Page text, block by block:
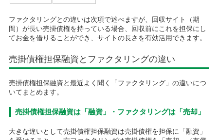
ファクタリングとの違いは次項で述べますが、回収サイト（期
間）が長い売掛債権を持っている場合、回収前にこれを担保にし
てお金を借りることができ、サイトの長さを有効活用できます。
売掛債権担保融資とファクタリングの違い
売掛債権担保融資と最近よく聞く「ファクタリング」の違いにつ
いてまとめます。
売掛債権担保融資は「融資」・ファクタリングは「売却」
大きな違いとして売掛債権担保融資は売掛債権を担保に「融資」